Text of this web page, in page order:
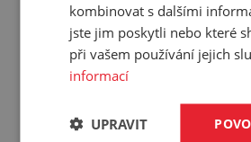
Přehled vlastností
Tloušťka:
20 mm
kombinovat s dalšími
jste jim poskytli nebo které
při vašem používání jejich
informací
UPRAVIT